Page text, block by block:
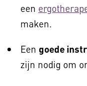
een
maken.
Een goede
zijn nodig om